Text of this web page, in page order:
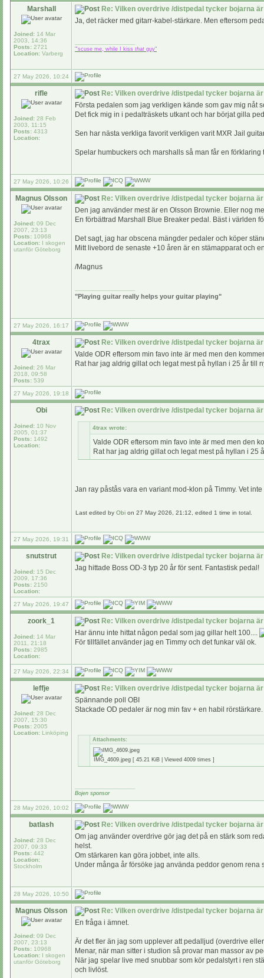
Marshall
Joined: 14 Mar
2003, 14:36
Posts: 2721
Location: Varberg
Re: Vilken overdrive /distpedal tycker bojarna
Ja, det räcker med gitarr-kabel-stärkare. Men eftersom
"'scuse me, while I kiss that guy"
27 May 2026, 10:24
rifle
Joined: 28 Feb
2003, 11:15
Posts: 4313
Location:
Re: Vilken overdrive /distpedal tycker bojarna
Första pedalen som jag verkligen kände som gav mig nåt
Det fick mig in i pedalträskets utkant och har börjat gilla
Sen har nästa verkliga favorit verkligen varit MXR Jail
Spelar humbuckers och marshalls så man får en
27 May 2026, 10:26
Magnus Olsson
Joined: 09 Dec
2007, 23:13
Posts: 10968
Location: I skogen
utanför Göteborg
Re: Vilken overdrive /distpedal tycker bojarna
Den jag använder mest är en Olsson Brownie. Eller nog
En förbättrad Marshall Blue Breaker pedal. Bäst i världen
Det sagt, jag har obscena mängder pedaler och köper
Mitt livebord de senaste +10 åren är en stämapparat och
/Magnus
"Playing guitar really helps your guitar playing"
27 May 2026, 16:17
4trax
Joined: 26 Mar
2018, 09:58
Posts: 539
Re: Vilken overdrive /distpedal tycker bojarna
Valde ODR eftersom min favo inte är med men den
Rat har jag aldrig gillat och legat mest på hyllan i 25 år till
27 May 2026, 19:18
Obi
Joined: 10 Nov
2005, 01:37
Posts: 1492
Location:
Re: Vilken overdrive /distpedal tycker bojarna
4trax wrote:
Valde ODR eftersom min favo inte är med men den
Rat har jag aldrig gillat och legat mest på hyllan i 25
Jan ray påstås vara en variant mod-klon på Timmy. Vet
Last edited by Obi on 27 May 2026, 21:12, edited 1 time in total.
27 May 2026, 19:31
snutstrut
Joined: 15 Dec
2009, 17:36
Posts: 2150
Location:
Re: Vilken overdrive /distpedal tycker bojarna
Jag hittade Boss OD-3 typ 20 år för sent. Fantastisk pedal!
27 May 2026, 19:47
zoork_1
Joined: 14 Mar
2011, 21:18
Posts: 2985
Location:
Re: Vilken overdrive /distpedal tycker bojarna
Har ännu inte hittat någon pedal som jag gillar helt 100....
För tillfället använder jag en Timmy och det funkar väl ok.
27 May 2026, 22:34
leffje
Joined: 28 Dec
2007, 15:30
Posts: 2005
Location: Linköping
Re: Vilken overdrive /distpedal tycker bojarna
Spännande poll OBI
Stackade OD pedaler är nog min fav + en habil rörstärkare.
Attachments:
IMG_4609.jpeg [ 45.21 KiB | Viewed 4009 times ]
Bojen sponsor
28 May 2026, 10:02
batlash
Joined: 28 Dec
2007, 09:33
Posts: 442
Location:
Stockholm
Re: Vilken overdrive /distpedal tycker bojarna
Om jag använder overdrive gör jag det på en stärk som
helst.
Om stärkaren kan göra jobbet, inte alls.
Under många år försöke jag använda peddor genom rena
28 May 2026, 10:50
Magnus Olsson
Joined: 09 Dec
2007, 23:13
Posts: 10968
Location: I skogen
utanför Göteborg
Re: Vilken overdrive /distpedal tycker bojarna
En fråga i ämnet.
Är det fler än jag som upplever att pedalljud (overdrive
Menar, när man sitter i studion så provar man massor av
När jag spelar live med snubbar som kör pedalstyrt i ren
och livlöst.